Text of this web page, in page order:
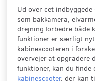
Ud over det
som bakkamera,
drejning forbedre både
funktioner er særligt
kabinescooteren i
overvejer at opgradere
funktioner, kan du finde
kabinescooter, der kan